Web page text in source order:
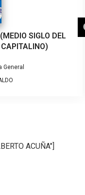
SIGLO DEL
General
ACUÑA"]